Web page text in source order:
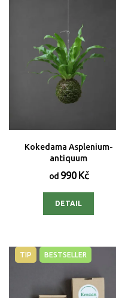
Kokedama Asplenium-
antiquum
od990 Kč
DETAIL
TIP BESTSELLER